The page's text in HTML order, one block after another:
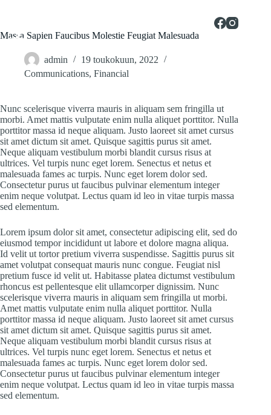
Massa Sapien Faucibus Molestie Feugiat Malesuada
admin
19 toukokuun, 2022
Communications, Financial
Nunc scelerisque viverra mauris in aliquam sem fringilla ut
morbi. Amet mattis vulputate enim nulla aliquet porttitor. Nulla
porttitor massa id neque aliquam. Justo laoreet sit amet cursus
sit amet dictum sit amet. Quisque sagittis purus sit amet.
Neque aliquam vestibulum morbi blandit cursus risus at
ultrices. Vel turpis nunc eget lorem. Senectus et netus et
malesuada fames ac turpis. Nunc eget lorem dolor sed.
Consectetur purus ut faucibus pulvinar elementum integer
enim neque volutpat. Lectus quam id leo in vitae turpis massa
sed elementum.
Lorem ipsum dolor sit amet, consectetur adipiscing elit, sed do
eiusmod tempor incididunt ut labore et dolore magna aliqua.
Id velit ut tortor pretium viverra suspendisse. Sagittis purus sit
amet volutpat consequat mauris nunc congue. Feugiat nisl
pretium fusce id velit ut. Habitasse platea dictumst vestibulum
rhoncus est pellentesque elit ullamcorper dignissim. Nunc
scelerisque viverra mauris in aliquam sem fringilla ut morbi.
Amet mattis vulputate enim nulla aliquet porttitor. Nulla
porttitor massa id neque aliquam. Justo laoreet sit amet cursus
sit amet dictum sit amet. Quisque sagittis purus sit amet.
Neque aliquam vestibulum morbi blandit cursus risus at
ultrices. Vel turpis nunc eget lorem. Senectus et netus et
malesuada fames ac turpis. Nunc eget lorem dolor sed.
Consectetur purus ut faucibus pulvinar elementum integer
enim neque volutpat. Lectus quam id leo in vitae turpis massa
sed elementum.